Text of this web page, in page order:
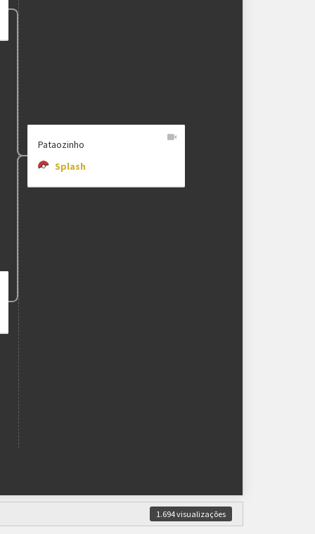
Pataozinho
Splash
1.694 visualizações